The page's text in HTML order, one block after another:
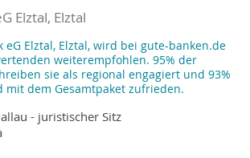
Elztal, Elztal
eG Elztal, Elztal, wird bei gute-banken.de
weiterempfohlen. 95% der
sie als regional engagiert und 93%
mit dem Gesamtpaket zufrieden.
- juristischer Sitz